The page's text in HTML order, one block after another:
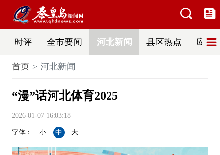
时评 全市要闻 河北新闻 县区热点 应急
首页 河北新闻
“漫”话河北体育2025
2026-01-07 16:03:18
字体： 小 中 大